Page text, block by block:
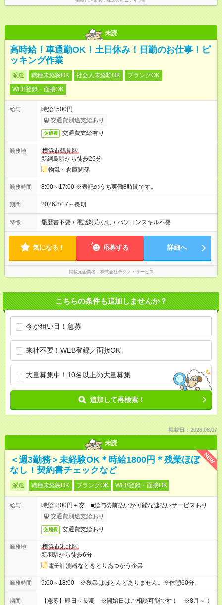
未読
高時給！車通勤OK！土日休み！日勤のお仕事！ピ
ッキング作業
派遣 職種未経験OK 社会人未経験OK
ブランクOK
WEB登録・面接OK
給与
時給1500円
交通費別途支給あり
交通費 交通費支給有り
勤務地
横浜市鶴見区
新綱島駅から徒歩25分
物流・倉庫関係
勤務時間 8:00～17:00 ※表記のうち実働8時間です。
期間 2026/8/17～長期
特徴 履歴書不要 / 電話対応なし / パソコンスキル不要
気になる！ 応募する 詳細へ
掲載元企業名 株式会社テクノ・サービス
こちらの条件も追加しませんか？
今が狙い目！急募
来社不要！WEB登録／面接OK
大量募集中！10名以上の大量募集
追加して再検索！
掲載日：2026.08.07
未読
NEW
＜週3勤務＞未経験OK＊時給1800円＊残業ほぼ
なし！契約書チェックなど
派遣 職種未経験OK ブランクOK WEB登録・面接OK
給与
時給1800円＋交 ■給与の前払いが可能な速払いサービスあり
交通費別途支給あり
交通費 交通費支給あり
勤務地
横浜市港北区
新羽駅から徒歩6分
電子計測器などをとりあつかう企業
勤務時間 9:00～18:00 ※残業はほとんどありません。※休憩60分。
期間 【急募】即日～長期 ※開始日はご相談可能です！ ※8月～！